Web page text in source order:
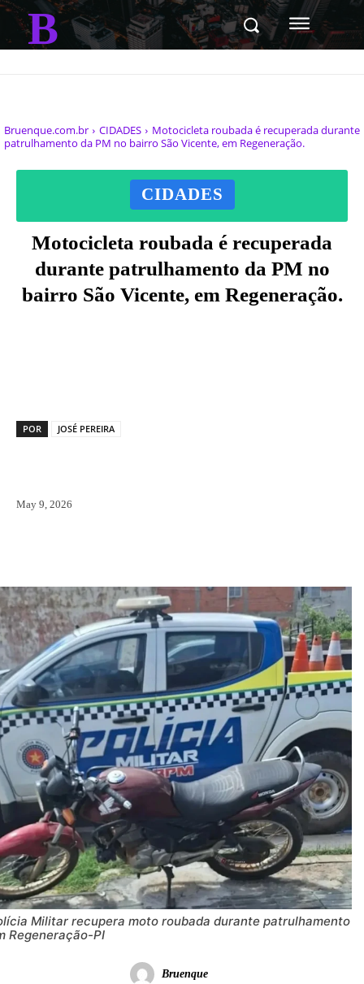
B
Bruenque.com.br CIDADES
Motocicleta roubada é recuperada durante
patrulhamento da PM no bairro São Vicente, em Regeneração.
CIDADES
Motocicleta roubada é recuperada
durante patrulhamento da PM no
bairro São Vicente, em Regeneração.
POR JOSÉ PEREIRA
May 9, 2026
Militar recupera moto roubada durante patrulhamento
Regeneração-PI
Bruenque